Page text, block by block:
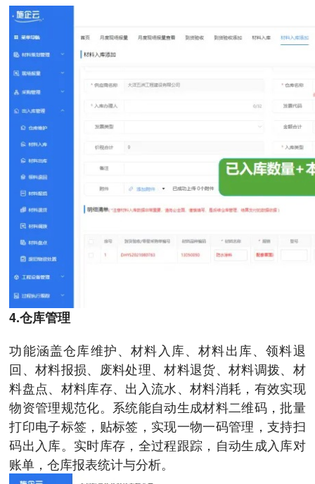
4.仓库管理
功能涵盖仓库维护、材料入库、材料出库、领料退
回、材料报损、废料处理、材料退货、材料调拨、材
料盘点、材料库存、出入流水、材料消耗，有效实现
物资管理规范化。系统能自动生成材料二维码，批量
打印电子标签，贴标签，实现一物一码管理，支持扫
码出入库。实时库存，全过程跟踪，自动生成入库对
账单，仓库报表统计与分析。